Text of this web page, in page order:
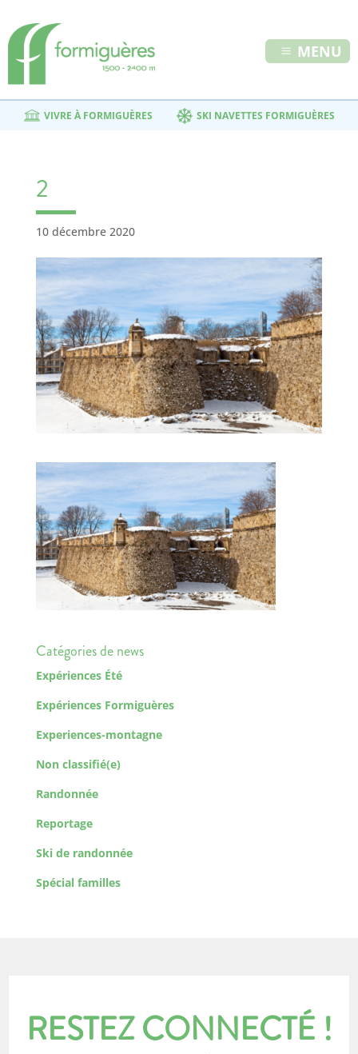
MENU
VIVRE À FORMIGUÈRES SKI NAVETTES FORMIGUÈRES
2
10 décembre 2020
Catégories de news
Expériences Été
Expériences Formiguères
Experiences-montagne
Non classifié(e)
Randonnée
Reportage
Ski de randonnée
Spécial familles
RESTEZ CONNECTÉ !